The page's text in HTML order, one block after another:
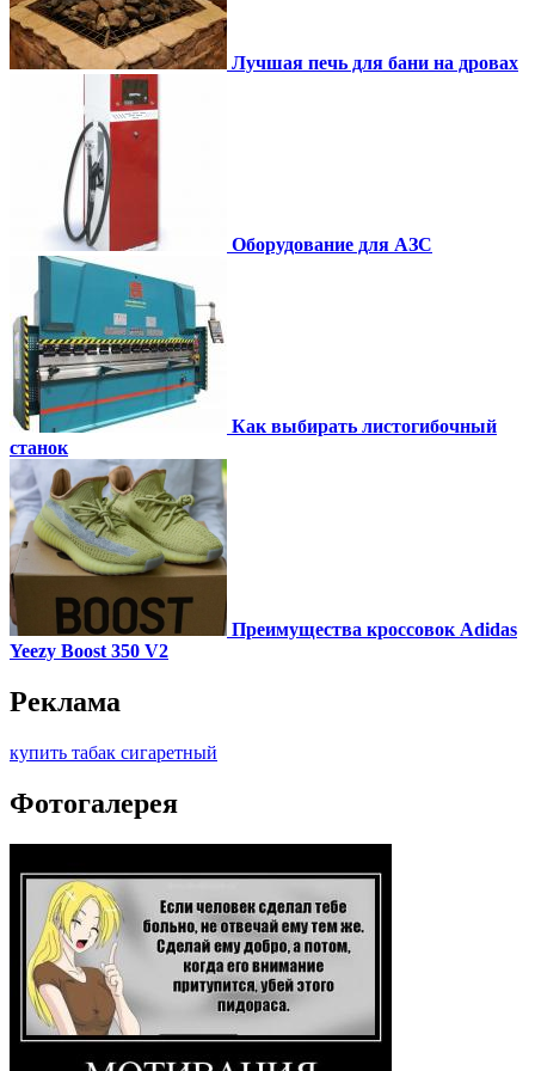
Лучшая печь для бани на дровах
Оборудование для АЗС
Как выбирать листогибочный
станок
Преимущества кроссовок Adidas
Yeezy Boost 350 V2
Реклама
купить табак сигаретный
Фотогалерея